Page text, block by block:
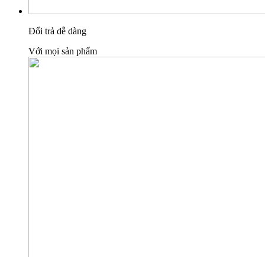
Đổi trả dễ dàng
Với mọi sản phẩm